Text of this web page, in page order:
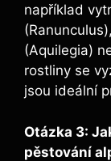
například
(Aquilegia)
rostliny se
jsou ideální
Otázka 3:
pěstování